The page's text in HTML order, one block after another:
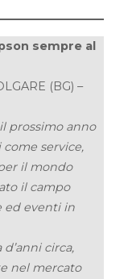
sempre al
(BG) –
il prossimo anno
service,
il mondo
il campo
ed eventi in
circa,
nel mercato